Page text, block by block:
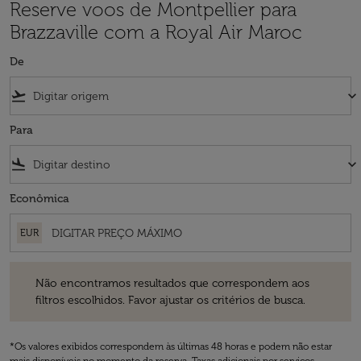
Reserve voos de Montpellier para
Brazzaville com a Royal Air Maroc
De
flight_takeoff keyboard_arrow_down
Para
flight_land keyboard_arrow_down
Econômica
EUR
Não encontramos resultados que correspondem aos
filtros escolhidos. Favor ajustar os critérios de busca.
*Os valores exibidos correspondem às últimas 48 horas e podem não estar